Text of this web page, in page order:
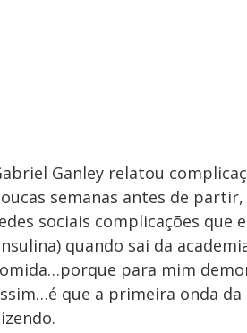
Ganley relatou
semanas antes de
sociais complicações que
quando sai da
para mim
que a primeira onda da